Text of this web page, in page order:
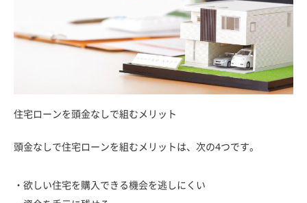
住宅ローンを頭金なしで組むメリット
頭金なしで住宅ローンを組むメリットは、次の4つです。
・欲しい住宅を購入できる機会を逃しにくい